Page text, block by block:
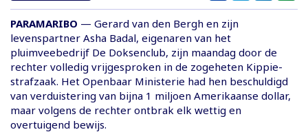
PARAMARIBO — Gerard van den Bergh en zijn
levenspartner Asha Badal, eigenaren van het
pluimveebedrijf De Doksenclub, zijn maandag door de
rechter volledig vrijgesproken in de zogeheten Kippie-
strafzaak. Het Openbaar Ministerie had hen beschuldigd
van verduistering van bijna 1 miljoen Amerikaanse dollar,
maar volgens de rechter ontbrak elk wettig en
overtuigend bewijs.